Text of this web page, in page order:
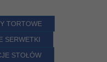
TORTOWE
SERWETKI
STOŁÓW